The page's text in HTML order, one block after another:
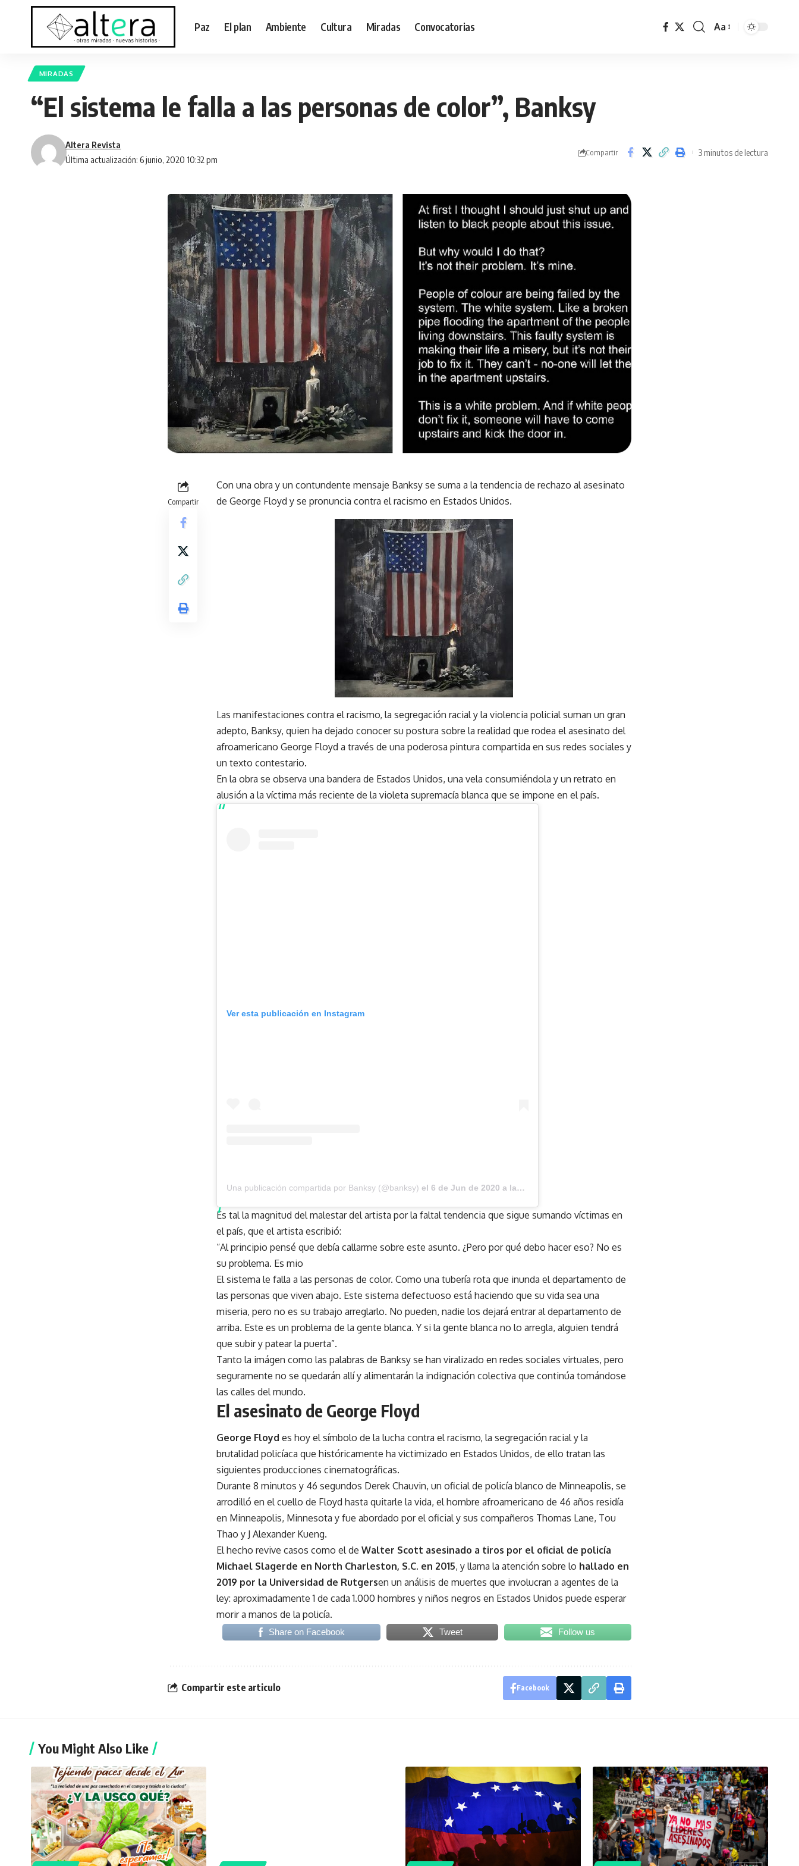
Paz El plan Ambiente Cultura Miradas Convocatorias Aa
MIRADAS
“El sistema le falla a las personas de color”, Banksy
Última actualización: 6 junio, 2020 10:32 pm
Altera Revista
Compartir 3 minutos de lectura
Compartir
Con una obra y un contundente mensaje Banksy se suma a la tendencia de rechazo al asesinato
de George Floyd y se pronuncia contra el racismo en Estados Unidos.
Las manifestaciones contra el racismo, la segregación racial y la violencia policial suman un gran
adepto, Banksy, quien ha dejado conocer su postura sobre la realidad que rodea el asesinato del
afroamericano George Floyd a través de una poderosa pintura compartida en sus redes sociales y
un texto contestario.
En la obra se observa una bandera de Estados Unidos, una vela consumiéndola y un retrato en
alusión a la víctima más reciente de la violeta supremacía blanca que se impone en el país.
Ver esta publicación en Instagram
Una publicación compartida por Banksy (@banksy) el 6 de Jun de 2020 a las 3:30 PDT
Es tal la magnitud del malestar del artista por la faltal tendencia que sigue sumando víctimas en
el país, que el artista escribió:
“Al principio pensé que debía callarme sobre este asunto. ¿Pero por qué debo hacer eso? No es
su problema. Es mio
El sistema le falla a las personas de color. Como una tubería rota que inunda el departamento de
las personas que viven abajo. Este sistema defectuoso está haciendo que su vida sea una
miseria, pero no es su trabajo arreglarlo. No pueden, nadie los dejará entrar al departamento de
arriba. Este es un problema de la gente blanca. Y si la gente blanca no lo arregla, alguien tendrá
que subir y patear la puerta”.
Tanto la imágen como las palabras de Banksy se han viralizado en redes sociales virtuales, pero
seguramente no se quedarán allí y alimentarán la indignación colectiva que continúa tomándose
las calles del mundo.
El asesinato de George Floyd
George Floyd es hoy el símbolo de la lucha contra el racismo, la segregación racial y la
brutalidad policíaca que históricamente ha victimizado en Estados Unidos, de ello tratan las
siguientes producciones cinematográficas.
Durante 8 minutos y 46 segundos Derek Chauvin, un oficial de policía blanco de Minneapolis, se
arrodilló en el cuello de Floyd hasta quitarle la vida, el hombre afroamericano de 46 años residía
en Minneapolis, Minnesota y fue abordado por el oficial y sus compañeros Thomas Lane, Tou
Thao y J Alexander Kueng.
El hecho revive casos como el de Walter Scott asesinado a tiros por el oficial de policía
Michael Slagerde en North Charleston, S.C. en 2015, y llama la atención sobre lo hallado en
2019 por la Universidad de Rutgersen un análisis de muertes que involucran a agentes de la
ley: aproximadamente 1 de cada 1.000 hombres y niños negros en Estados Unidos puede esperar
morir a manos de la policía.
Share on Facebook Tweet Follow us
Compartir este articulo Facebook
You Might Also Like